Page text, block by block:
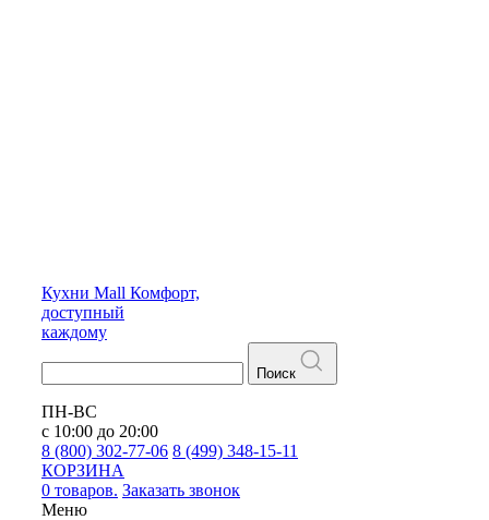
Кухни Mall Комфорт,
доступный
каждому
Поиск
ПН-ВС
с 10:00 до 20:00
8 (800) 302-77-06 8 (499) 348-15-11
КОРЗИНА
0 товаров. Заказать звонок
Меню